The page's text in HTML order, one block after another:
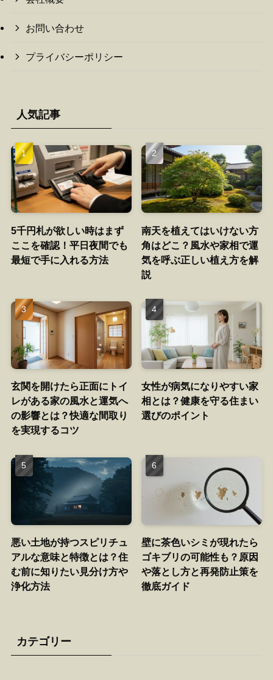
お問い合わせ
プライバシーポリシー
人気記事
5千円札が欲しい時はまず
ここを確認！平日夜間でも
最短で手に入れる方法
南天を植えてはいけない方
角はどこ？風水や家相で運
気を呼ぶ正しい植え方を解
説
玄関を開けたら正面にトイ
レがある家の風水と運気へ
の影響とは？快適な間取り
を実現するコツ
女性が病気になりやすい家
相とは？健康を守る住まい
選びのポイント
悪い土地が持つスピリチュ
アルな意味と特徴とは？住
む前に知りたい見分け方や
浄化方法
壁に茶色いシミが現れたら
ゴキブリの可能性も？原因
や落とし方と再発防止策を
徹底ガイド
カテゴリー